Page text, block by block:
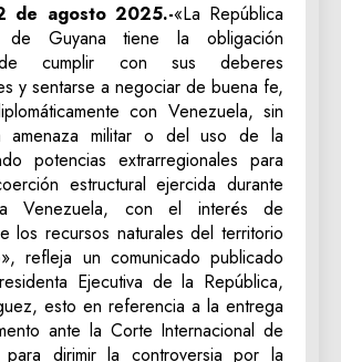
de agosto 2025.-«La República
de Guyana tiene la obligación
cumplir con sus deberes
y sentarse a negociar de buena fe,
con Venezuela, sin
amenaza militar o del uso de la
potencias extrarregionales para
estructural ejercida durante
Venezuela, con el interés de
los recursos naturales del territorio
refleja un comunicado publicado
Ejecutiva de la República,
esto en referencia a la entrega
ante la Corte Internacional de
para dirimir la controversia por la